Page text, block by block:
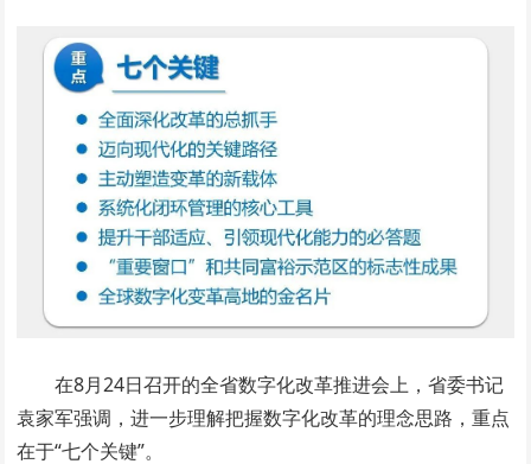
在8月24日召开的全省数字化改革推进会上，省委书记
袁家军强调，进一步理解把握数字化改革的理念思路，重点
在于“七个关键”。